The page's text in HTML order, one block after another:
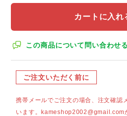
カートに入れ
この商品について問い合わせる
ご注文いただく前に
携帯メールでご注文の場合、注文確認
います。kameshop2002@gmail.com